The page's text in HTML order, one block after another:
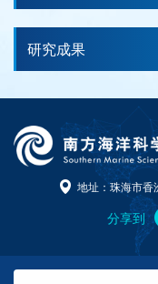
研究成果
地址：珠海市香
分享到